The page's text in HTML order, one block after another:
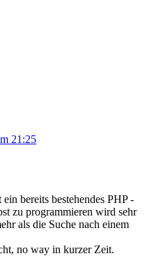
21:25
bereits bestehendes PHP -
zu programmieren wird sehr
als die Suche nach einem
no way in kurzer Zeit.